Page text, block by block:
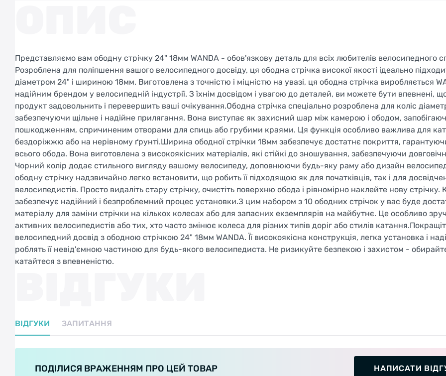
Представляємо вам ободну стрічку 24" 18мм WANDA - обов'язкову деталь для всіх любителів велосипедного
Розроблена для поліпшення вашого велосипедного досвіду, ця ободна стрічка високої якості ідеально
діаметром 24" і шириною 18мм. Виготовлена з точністю і міцністю на увазі, ця ободна стрічка виробляється
надійним брендом у велосипедній індустрії. З їхнім досвідом і увагою до деталей, ви можете бути впевнені,
продукт задовольнить і перевершить ваші очікування.Ободна стрічка спеціально розроблена для коліс
забезпечуючи щільне і надійне прилягання. Вона виступає як захисний шар між камерою і ободом,
пошкодженням, спричиненим отворами для спиць або грубими краями. Ця функція особливо важлива для
бездоріжжю або на нерівному ґрунті.Ширина ободної стрічки 18мм забезпечує достатнє покриття,
всього обода. Вона виготовлена з високоякісних матеріалів, які стійкі до зношування, забезпечуючи
Чорний колір додає стильного вигляду вашому велосипеду, доповнюючи будь-яку раму або дизайн
ободну стрічку надзвичайно легко встановити, що робить її підходящою як для початківців, так і для
велосипедистів. Просто видаліть стару стрічку, очистіть поверхню обода і рівномірно наклейте нову
забезпечує надійний і безпроблемний процес установки.З цим набором з 10 ободних стрічок у вас буде
матеріалу для заміни стрічки на кількох колесах або для запасних екземплярів на майбутнє. Це особливо
активних велосипедистів або тих, хто часто змінює колеса для різних типів доріг або стилів
велосипедний досвід з ободною стрічкою 24" 18мм WANDA. Її високоякісна конструкція, легка установка і
роблять її невід'ємною частиною для будь-якого велосипедиста. Не ризикуйте безпекою і захистом -
катайтеся з впевненістю.
ВІДГУКИ ЗАПИТАННЯ
ПОДІЛИСЯ ВРАЖЕННЯМ ПРО ЦЕЙ ТОВАР НАПИСАТИ